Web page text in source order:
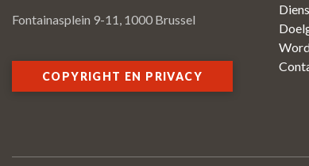
Fontainasplein 9-11, 1000 Brussel
COPYRIGHT EN PRIVACY